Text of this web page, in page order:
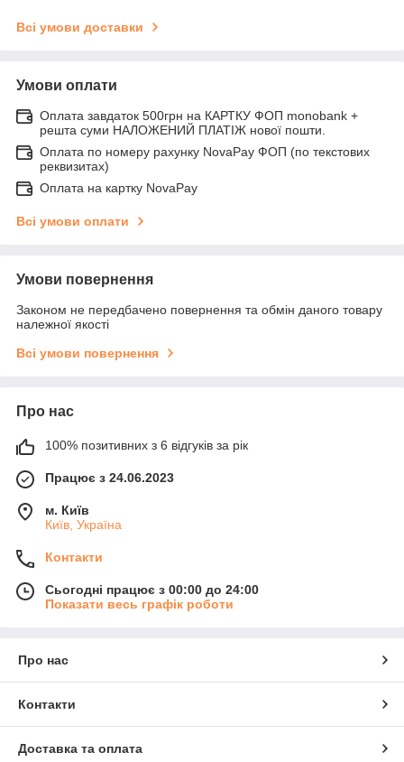
Всі умови доставки
Умови оплати
Оплата завдаток 500грн на КАРТКУ ФОП monobank +
решта суми НАЛОЖЕНИЙ ПЛАТІЖ нової пошти.
Оплата по номеру рахунку NovaPay ФОП (по текстових
реквизитах)
Оплата на картку NovaPay
Всі умови оплати
Умови повернення
Законом не передбачено повернення та обмін даного товару
належної якості
Всі умови повернення
Про нас
100% позитивних з 6 відгуків за рік
Працює з 24.06.2023
м. Київ
Київ, Україна
Контакти
Сьогодні працює з 00:00 до 24:00
Показати весь графік роботи
Про нас
Контакти
Доставка та оплата